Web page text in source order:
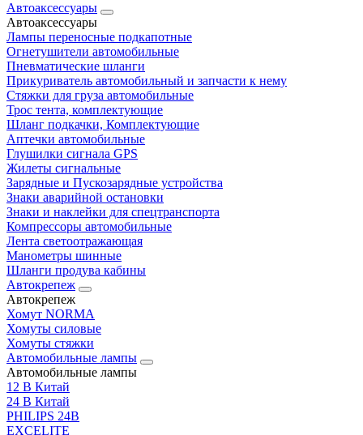
Автоаксессуары
Автоаксессуары
Лампы переносные подкапотные
Огнетушители автомобильные
Пневматические шланги
Прикуриватель автомобильный и запчасти к нему
Стяжки для груза автомобильные
Трос тента, комплектующие
Шланг подкачки, Комплектующие
Аптечки автомобильные
Глушилки сигнала GPS
Жилеты сигнальные
Зарядные и Пускозарядные устройства
Знаки аварийной остановки
Знаки и наклейки для спецтранспорта
Компрессоры автомобильные
Лента светоотражающая
Манометры шинные
Шланги продува кабины
Автокрепеж
Автокрепеж
Хомут NORMA
Хомуты силовые
Хомуты стяжки
Автомобильные лампы
Автомобильные лампы
12 В Китай
24 В Китай
PHILIPS 24В
EXCELITE